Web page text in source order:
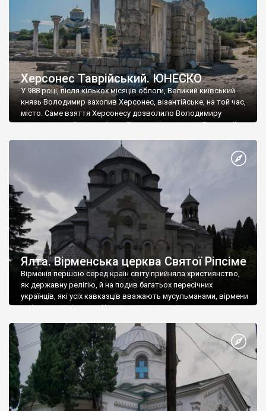
Херсонес Таврійський. ЮНЕСКО
У 988 році, після кількох місяців облоги, Великий київський
князь Володимир захопив Херсонес, візантійське, на той час,
місто. Саме взяття Херсонесу дозволило Володимиру
диктувати свої умови візантійському імператору Василю ІІ, та
Херсонесі Володимир-язичник, став Василем-християнином.
А потім було Хрещення Русі. На честь Херсонесу Таврійського
Ялта. Вірменська церква Святої Ріпсіме
Вірменія першою серед країн світу прийняла християнство,
як державну релігію, й на подив багатьох пересічних
українців, які усіх кавказців вважають мусульманами, вірмени
є відданими вірянами Христа